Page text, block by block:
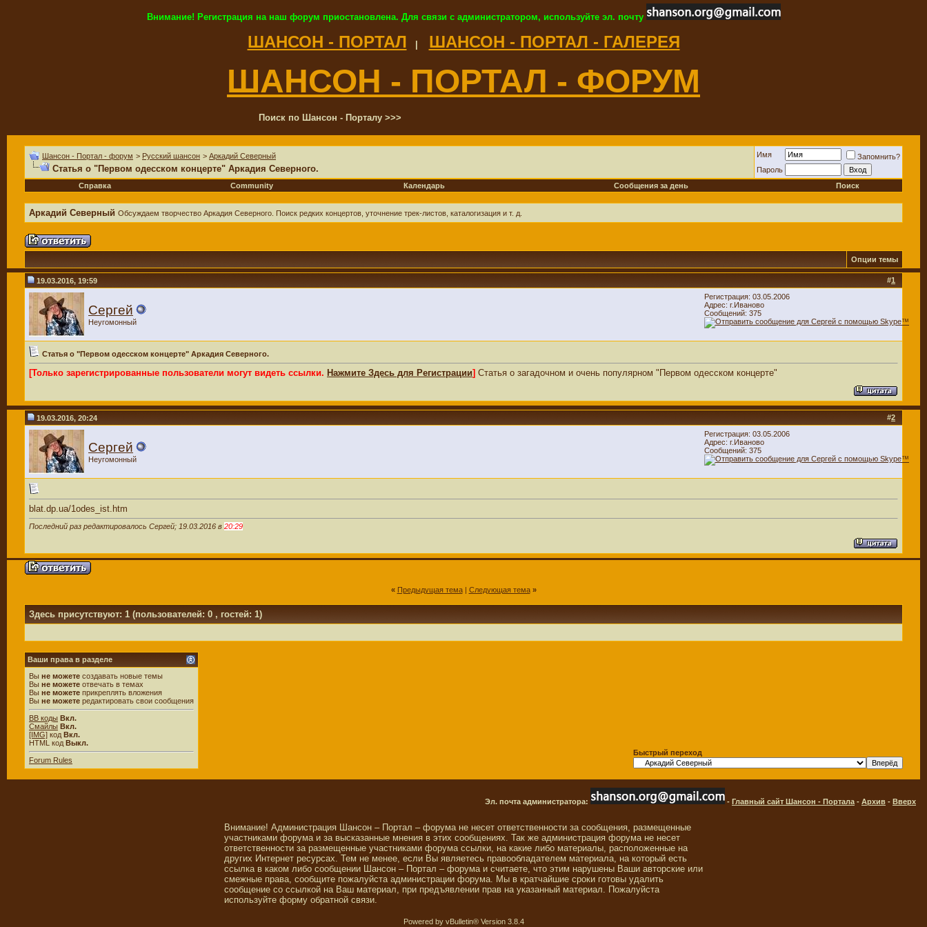
Внимание! Регистрация на наш форум приостановлена. Для связи с администратором, используйте эл. почту
ШАНСОН - ПОРТАЛ ШАНСОН - ПОРТАЛ - ГАЛЕРЕЯ
ШАНСОН - ПОРТАЛ - ФОРУМ
Поиск по Шансон - Порталу >>>
Шансон - Портал - форум > Русский шансон > Аркадий Северный
Статья о "Первом одесском концерте" Аркадия Северного.
Имя
Запомнить?
Пароль
Справка
Community Календарь Сообщения за день Поиск
Аркадий Северный Обсуждаем творчество Аркадия Северного. Поиск редких концертов, уточнение трек-листов, каталогизация и т. д.
Опции темы
#1
19.03.2016, 19:59
Сергей
Неугомонный
Регистрация: 03.05.2006
Адрес: г.Иваново
Сообщений: 375
Статья о "Первом одесском концерте" Аркадия Северного.
[Только зарегистрированные пользователи могут видеть ссылки. Нажмите Здесь для Регистрации] Статья о загадочном и очень популярном "Первом одесском концерте"
#2
19.03.2016, 20:24
Сергей
Неугомонный
Регистрация: 03.05.2006
Адрес: г.Иваново
Сообщений: 375
blat.dp.ua/1odes_ist.htm
Последний раз редактировалось Сергей; 19.03.2016 в 20:29
« Предыдущая тема| Следующая тема »
Здесь присутствуют: 1 (пользователей: 0 , гостей: 1)
Ваши права в разделе
Вы не можете создавать новые темы
Вы не можете отвечать в темах
Вы не можете прикреплять вложения
Вы не можете редактировать свои сообщения
BB коды Вкл.
Смайлы Вкл.
[IMG] код Вкл.
HTML код Выкл.
Forum Rules
Быстрый переход
Эл. почта администратора: - Главный сайт Шансон - Портала - Архив - Вверх
Внимание! Администрация Шансон – Портал – форума не несет ответственности за сообщения, размещенные
участниками форума и за высказанные мнения в этих сообщениях. Так же администрация форума не несет
ответственности за размещенные участниками форума ссылки, на какие либо материалы, расположенные на
других Интернет ресурсах. Тем не менее, если Вы являетесь правообладателем материала, на который есть
ссылка в каком либо сообщении Шансон – Портал – форума и считаете, что этим нарушены Ваши авторские или
смежные права, сообщите пожалуйста администрации форума. Мы в кратчайшие сроки готовы удалить
сообщение со ссылкой на Ваш материал, при предъявлении прав на указанный материал. Пожалуйста
используйте форму обратной связи.
Powered by vBulletin® Version 3.8.4